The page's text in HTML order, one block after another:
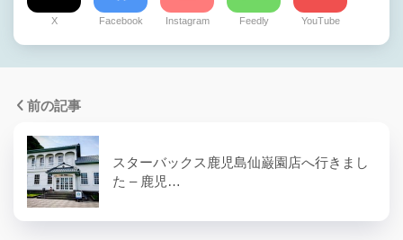
X Facebook Instagram Feedly YouTube
前の記事
スターバックス鹿児島仙巌園店へ行きまし
た – 鹿児…